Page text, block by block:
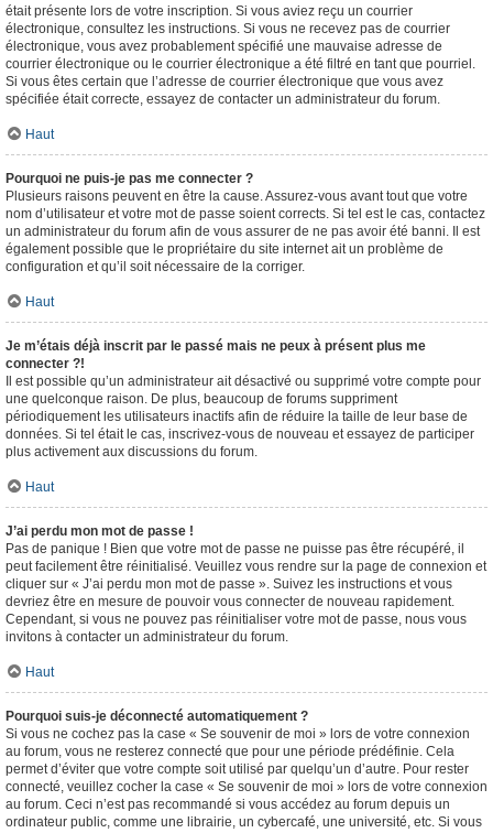
était présente lors de votre inscription. Si vous aviez reçu un courrier
électronique, consultez les instructions. Si vous ne recevez pas de courrier
électronique, vous avez probablement spécifié une mauvaise adresse de
courrier électronique ou le courrier électronique a été filtré en tant que pourriel.
Si vous êtes certain que l’adresse de courrier électronique que vous avez
spécifiée était correcte, essayez de contacter un administrateur du forum.
Haut
Pourquoi ne puis-je pas me connecter ?
Plusieurs raisons peuvent en être la cause. Assurez-vous avant tout que votre
nom d’utilisateur et votre mot de passe soient corrects. Si tel est le cas, contactez
un administrateur du forum afin de vous assurer de ne pas avoir été banni. Il est
également possible que le propriétaire du site internet ait un problème de
configuration et qu’il soit nécessaire de la corriger.
Haut
Je m’étais déjà inscrit par le passé mais ne peux à présent plus me
connecter ?!
Il est possible qu’un administrateur ait désactivé ou supprimé votre compte pour
une quelconque raison. De plus, beaucoup de forums suppriment
périodiquement les utilisateurs inactifs afin de réduire la taille de leur base de
données. Si tel était le cas, inscrivez-vous de nouveau et essayez de participer
plus activement aux discussions du forum.
Haut
J’ai perdu mon mot de passe !
Pas de panique ! Bien que votre mot de passe ne puisse pas être récupéré, il
peut facilement être réinitialisé. Veuillez vous rendre sur la page de connexion et
cliquer sur « J’ai perdu mon mot de passe ». Suivez les instructions et vous
devriez être en mesure de pouvoir vous connecter de nouveau rapidement.
Cependant, si vous ne pouvez pas réinitialiser votre mot de passe, nous vous
invitons à contacter un administrateur du forum.
Haut
Pourquoi suis-je déconnecté automatiquement ?
Si vous ne cochez pas la case « Se souvenir de moi » lors de votre connexion
au forum, vous ne resterez connecté que pour une période prédéfinie. Cela
permet d’éviter que votre compte soit utilisé par quelqu’un d’autre. Pour rester
connecté, veuillez cocher la case « Se souvenir de moi » lors de votre connexion
au forum. Ceci n’est pas recommandé si vous accédez au forum depuis un
ordinateur public, comme une librairie, un cybercafé, une université, etc. Si vous